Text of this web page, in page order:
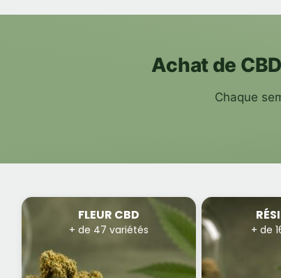
Achat de
Chaque
FLEUR CBD
+ de 47 variétés + de